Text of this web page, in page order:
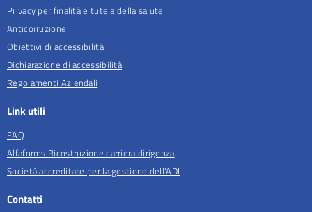
Privacy per finalità e tutela della salute
Anticorruzione
Obiettivi di accessibilità
Dichiarazione di accessibilità
Regolamenti Aziendali
Link utili
FAQ
Alfaforms Ricostruzione carriera dirigenza
Società accreditate per la gestione dell'ADI
Contatti